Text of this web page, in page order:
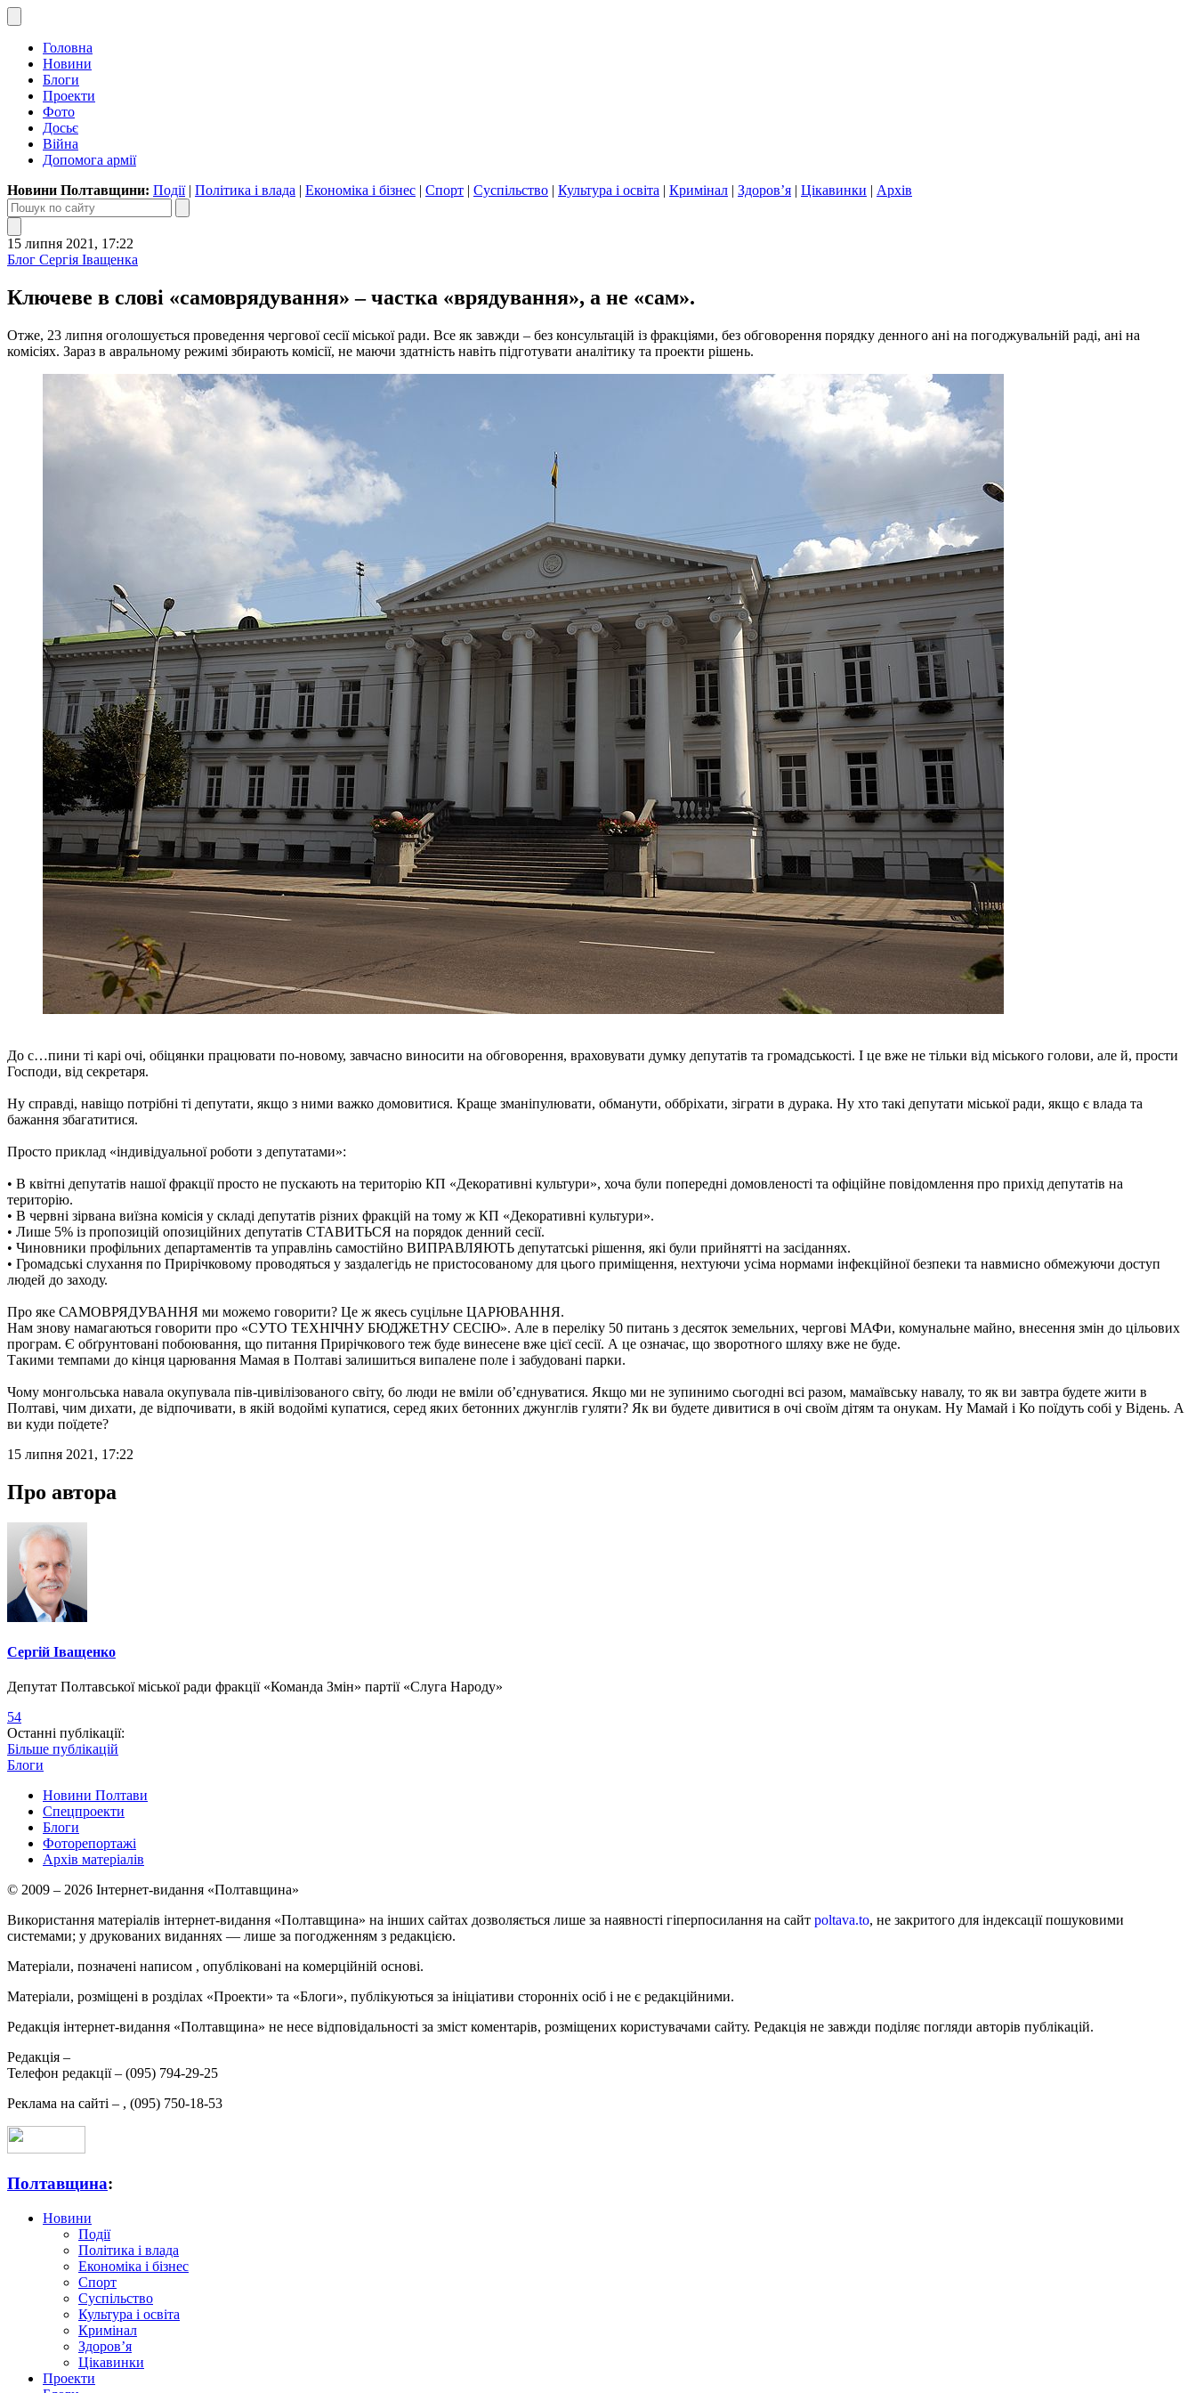
Головна
Новини
Блоги
Проекти
Фото
Досьє
Війна
Допомога армії
Новини Полтавщини: Події| Політика і влада | Економіка і бізнес | Спорт | Суспільство | Культура і освіта | Кримінал | Здоров’я | Цікавинки | Архів
15 липня 2021, 17:22
Блог Сергія Іващенка
Ключеве в слові «самоврядування» – частка «врядування», а не «сам».
Отже, 23 липня оголошується проведення чергової сесії міської ради. Все як завжди – без консультацій із фракціями, без обговорення порядку денного ані на погоджувальній раді, ані на
комісіях. Зараз в авральному режимі збирають комісії, не маючи здатність навіть підготувати аналітику та проекти рішень.
До с…пини ті карі очі, обіцянки працювати по-новому, завчасно виносити на обговорення, враховувати думку депутатів та громадськості. І це вже не тільки від міського голови, але й, прости
Господи, від секретаря.
Ну справді, навіщо потрібні ті депутати, якщо з ними важко домовитися. Краще зманіпулювати, обманути, оббріхати, зіграти в дурака. Ну хто такі депутати міської ради, якщо є влада та
бажання збагатитися.
Просто приклад «індивідуальної роботи з депутатами»:
• В квітні депутатів нашої фракції просто не пускають на територію КП «Декоративні культури», хоча були попередні домовленості та офіційне повідомлення про прихід депутатів на
територію.
• В червні зірвана виїзна комісія у складі депутатів різних фракцій на тому ж КП «Декоративні культури».
• Лише 5% із пропозицій опозиційних депутатів СТАВИТЬСЯ на порядок денний сесії.
• Чиновники профільних департаментів та управлінь самостійно ВИПРАВЛЯЮТЬ депутатські рішення, які були прийнятті на засіданнях.
• Громадські слухання по Прирічковому проводяться у заздалегідь не пристосованому для цього приміщення, нехтуючи усіма нормами інфекційної безпеки та навмисно обмежуючи доступ
людей до заходу.
Про яке САМОВРЯДУВАННЯ ми можемо говорити? Це ж якесь суцільне ЦАРЮВАННЯ.
Нам знову намагаються говорити про «СУТО ТЕХНІЧНУ БЮДЖЕТНУ СЕСІЮ». Але в переліку 50 питань з десяток земельних, чергові МАФи, комунальне майно, внесення змін до цільових
програм. Є обґрунтовані побоювання, що питання Прирічкового теж буде винесене вже цієї сесії. А це означає, що зворотного шляху вже не буде.
Такими темпами до кінця царювання Мамая в Полтаві залишиться випалене поле і забудовані парки.
Чому монгольська навала окупувала пів-цивілізованого світу, бо люди не вміли об’єднуватися. Якщо ми не зупинимо сьогодні всі разом, мамаївську навалу, то як ви завтра будете жити в
Полтаві, чим дихати, де відпочивати, в якій водоймі купатися, серед яких бетонних джунглів гуляти? Як ви будете дивитися в очі своїм дітям та онукам. Ну Мамай і Ко поїдуть собі у Відень. А
ви куди поїдете?
15 липня 2021, 17:22
Про автора
Сергій Іващенко
Депутат Полтавської міської ради фракції «Команда Змін» партії «Слуга Народу»
54
Останні публікації:
Більше публікацій
Блоги
Новини Полтави
Спецпроекти
Блоги
Фоторепортажі
Архів матеріалів
© 2009 – 2026 Інтернет-видання «Полтавщина»
Використання матеріалів інтернет-видання «Полтавщина» на інших сайтах дозволяється лише за наявності гіперпосилання на сайт poltava.to, не закритого для індексації пошуковими
системами; у друкованих виданнях — лише за погодженням з редакцією.
Матеріали, позначені написом , опубліковані на комерційній основі.
Матеріали, розміщені в розділах «Проекти» та «Блоги», публікуються за ініціативи сторонніх осіб і не є редакційними.
Редакція інтернет-видання «Полтавщина» не несе відповідальності за зміст коментарів, розміщених користувачами сайту. Редакція не завжди поділяє погляди авторів публікацій.
Редакція –
Телефон редакції – (095) 794-29-25
Реклама на сайті – , (095) 750-18-53
Полтавщина:
Новини
Події
Політика і влада
Економіка і бізнес
Спорт
Суспільство
Культура і освіта
Кримінал
Здоров’я
Цікавинки
Проекти